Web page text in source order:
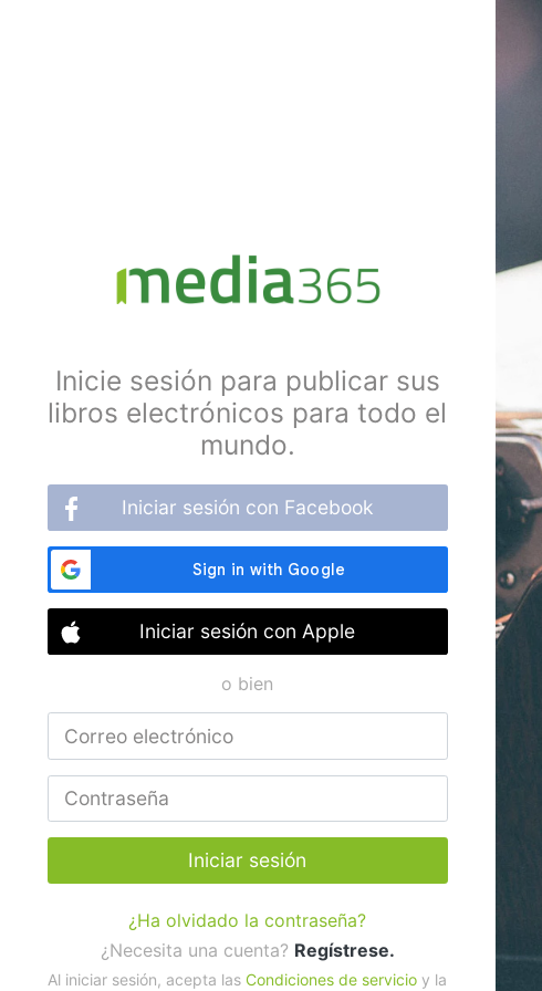
Inicie sesión para publicar sus
libros electrónicos para todo el
mundo.
Iniciar sesión con Facebook
Iniciar sesión con Apple
o bien
Iniciar sesión
¿Ha olvidado la contraseña?
¿Necesita una cuenta? Regístrese.
Al iniciar sesión, acepta las Condiciones de servicio y la